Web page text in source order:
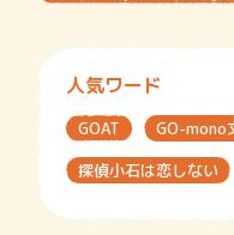
人気ワード
GOAT GO-mono
探偵小石は恋しない